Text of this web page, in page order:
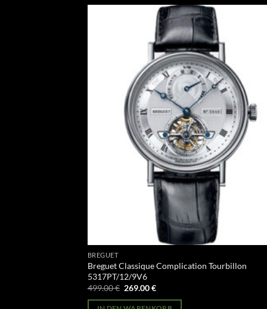
BREGUET
Breguet Classique Complication Tourbillon
5317PT/12/9V6
499.00€ Ursprünglicher
war:
269.00€Aktueller
ist: